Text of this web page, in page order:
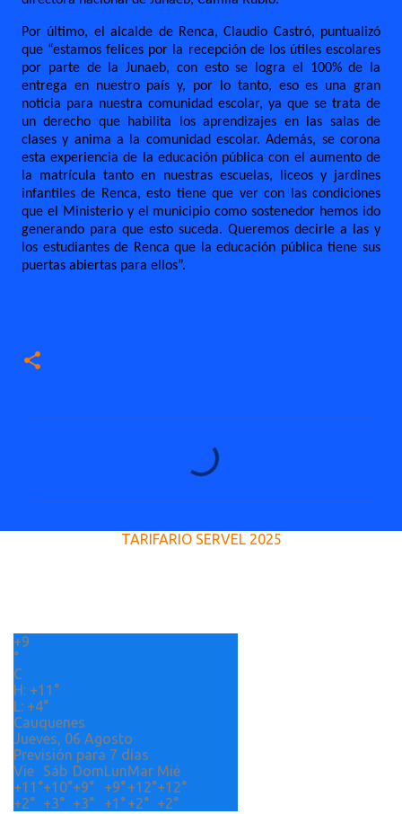
Por último, el alcalde de Renca, Claudio Castró, puntualizó
que “estamos felices por la recepción de los útiles escolares
por parte de la Junaeb, con esto se logra el 100% de la
entrega en nuestro país y, por lo tanto, eso es una gran
noticia para nuestra comunidad escolar, ya que se trata de
un derecho que habilita los aprendizajes en las salas de
clases y anima a la comunidad escolar. Además, se corona
esta experiencia de la educación pública con el aumento de
la matrícula tanto en nuestras escuelas, liceos y jardines
infantiles de Renca, esto tiene que ver con las condiciones
que el Ministerio y el municipio como sostenedor hemos ido
generando para que esto suceda. Queremos decirle a las y
los estudiantes de Renca que la educación pública tiene sus
puertas abiertas para ellos”.
s
TARIFARIO SERVEL 2025
+9
°
C
H: +11°
L: +4°
Cauquenes
Jueves, 06 Agosto
Previsión para 7 días
Vie
Sáb DomLunMar Mié
+11°+10°+9° +9°+12°+12°
+2° +3° +3° +1°+2° +2°